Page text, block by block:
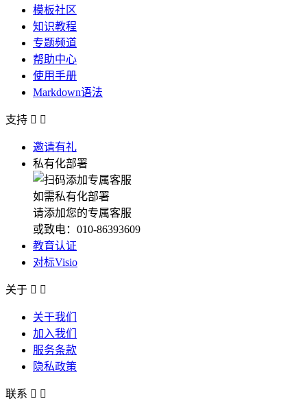
模板社区
知识教程
专题频道
帮助中心
使用手册
Markdown语法
支持  
邀请有礼
私有化部署
如需私有化部署
请添加您的专属客服
或致电：010-86393609
教育认证
对标Visio
关于  
关于我们
加入我们
服务条款
隐私政策
联系  